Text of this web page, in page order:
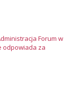
Forum w
odpowiada za